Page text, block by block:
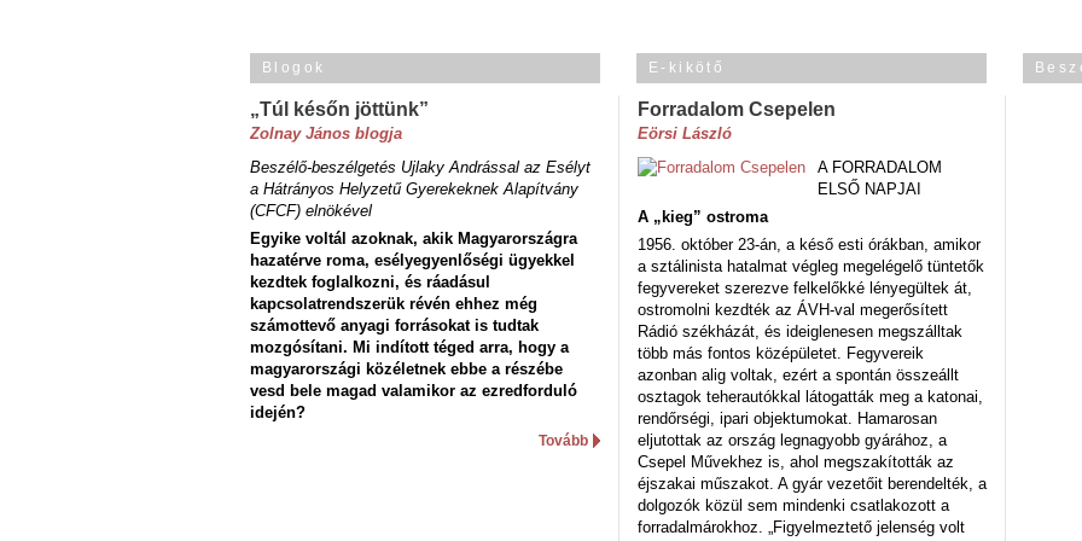
Blogok
„Túl későn jöttünk”
Zolnay János blogja
Beszélő-beszélgetés Ujlaky Andrással az Esélyt
a Hátrányos Helyzetű Gyerekeknek Alapítvány
(CFCF) elnökével
Egyike voltál azoknak, akik Magyarországra
hazatérve roma, esélyegyenlőségi ügyekkel
kezdtek foglalkozni, és ráadásul
kapcsolatrendszerük révén ehhez még
számottevő anyagi forrásokat is tudtak
mozgósítani. Mi indított téged arra, hogy a
magyarországi közéletnek ebbe a részébe
vesd bele magad valamikor az ezredforduló
idején?
Tovább
E-kikötő
Forradalom Csepelen
Eörsi László
A FORRADALOM
ELSŐ NAPJAI
A „kieg” ostroma
1956. október 23-án, a késő esti órákban, amikor
a sztálinista hatalmat végleg megelégelő tüntetők
fegyvereket szerezve felkelőkké lényegültek át,
ostromolni kezdték az ÁVH-val megerősített
Rádió székházát, és ideiglenesen megszálltak
több más fontos középületet. Fegyvereik
azonban alig voltak, ezért a spontán összeállt
osztagok teherautókkal látogatták meg a katonai,
rendőrségi, ipari objektumokat. Hamarosan
eljutottak az ország legnagyobb gyárához, a
Csepel Művekhez is, ahol megszakították az
éjszakai műszakot. A gyár vezetőit berendelték, a
dolgozók közül sem mindenki csatlakozott a
forradalmárokhoz. „Figyelmeztető jelenség volt